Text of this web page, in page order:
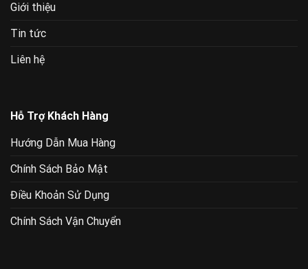
Giới thiệu
Tin tức
Liên hệ
Hỗ Trợ Khách Hàng
Hướng Dẫn Mua Hàng
Chính Sách Bảo Mật
Điều Khoản Sử Dụng
Chính Sách Vận Chuyển